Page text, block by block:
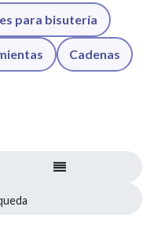
para bisutería
Cadenas